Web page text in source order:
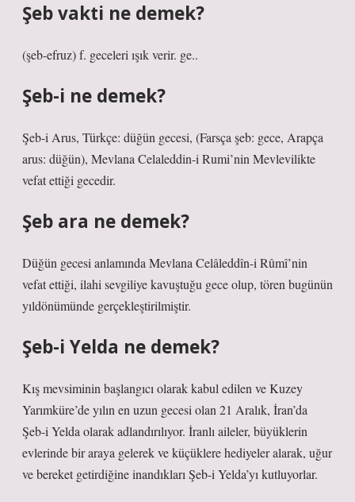
Şeb vakti ne demek?
(şeb-efruz) f. geceleri ışık verir. ge..
Şeb-i ne demek?
Şeb-i Arus, Türkçe: düğün gecesi, (Farsça şeb: gece, Arapça
arus: düğün), Mevlana Celaleddin-i Rumi’nin Mevlevilikte
vefat ettiği gecedir.
Şeb ara ne demek?
Düğün gecesi anlamında Mevlana Celâleddîn-i Rûmî’nin
vefat ettiği, ilahi sevgiliye kavuştuğu gece olup, tören bugünün
yıldönümünde gerçekleştirilmiştir.
Şeb-i Yelda ne demek?
Kış mevsiminin başlangıcı olarak kabul edilen ve Kuzey
Yarımküre’de yılın en uzun gecesi olan 21 Aralık, İran’da
Şeb-i Yelda olarak adlandırılıyor. İranlı aileler, büyüklerin
evlerinde bir araya gelerek ve küçüklere hediyeler alarak, uğur
ve bereket getirdiğine inandıkları Şeb-i Yelda’yı kutluyorlar.